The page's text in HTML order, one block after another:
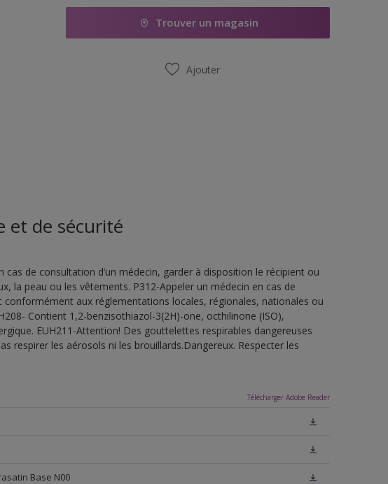
Trouver un magasin
Ajouter
et de sécurité
de consultation d’un médecin, garder à disposition le récipient ou
la peau ou les vêtements. P312-Appeler un médecin en cas de
conformément aux réglementations locales, régionales, nationales ou
Contient 1,2-benzisothiazol-3(2H)-one, octhilinone (ISO),
EUH211-Attention! Des gouttelettes respirables dangereuses
respirer les aérosols ni les brouillards.Dangereux. Respecter les
Télécharger Adobe Reader
Base N00